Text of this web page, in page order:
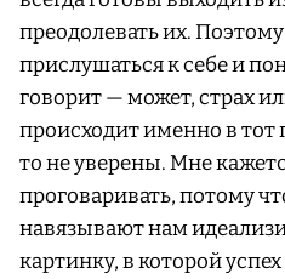
преодолевать их.
прислушаться к себе и
говорит — может, страх
происходит именно в тот
то не уверены. Мне
проговаривать, потому
навязывают нам
картинку, в которой